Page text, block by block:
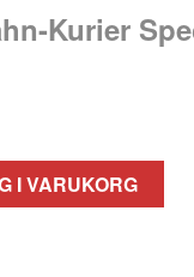
Kurier
I VARUKORG